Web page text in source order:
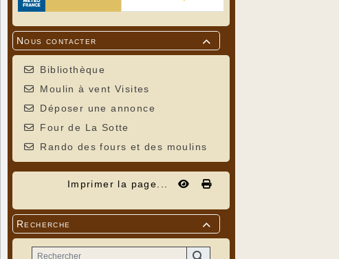

Nous contacter
Bibliothèque
Moulin à vent Visites
Déposer une annonce
Four de La Sotte
Rando des fours et des moulins
Imprimer la page...

Recherche